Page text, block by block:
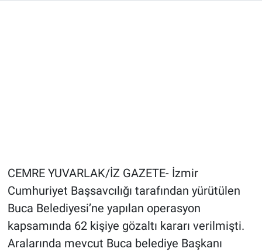
CEMRE YUVARLAK/İZ GAZETE- İzmir
Cumhuriyet Başsavcılığı tarafından yürütülen
Buca Belediyesi’ne yapılan operasyon
kapsamında 62 kişiye gözaltı kararı verilmişti.
Aralarında mevcut Buca belediye Başkanı